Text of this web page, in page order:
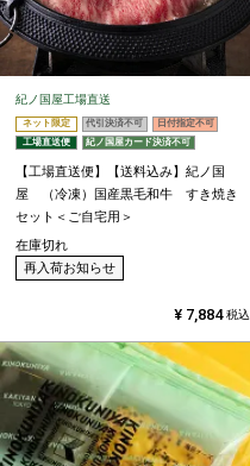
紀ノ国屋工場直送
ネット限定 代引決済不可
日付指定不可
工場直送便
紀ノ国屋カード決済不可
【工場直送便】【送料込み】紀ノ国
屋 （冷凍）国産黒毛和牛 すき焼き
セット＜ご自宅用＞
在庫切れ
再入荷お知らせ
¥ 7,884 税込